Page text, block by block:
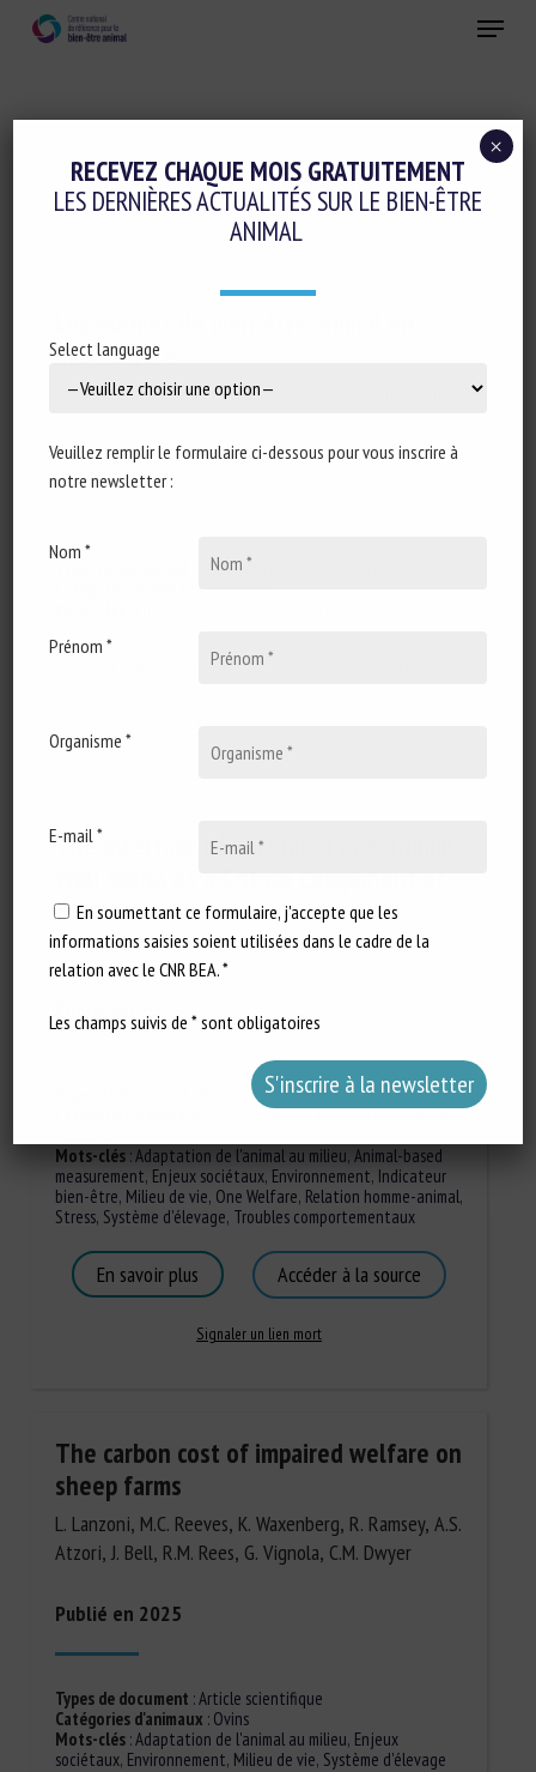
Menu
MOT-CLÉS :SYSTÈME D'ÉLEVAGE
aquaculture
Alice Di Concetto, Anatole Poinsot, Wasseem Emam,
Publié en 2025
Réglementation/Certification
The Interface of Caretaker and Animal
Sustainability
Edwards-Callaway, L. N. & Sullivan, P. A.
Publié en 2024
Revue scientifique / Synthèse
Caprins,Équins,Ovins,Porcins,
Mots-clés:Adaptation de l'animal au milieu, Animal-based
measurement, Enjeux sociétaux, Environnement, Indicateur
bien-être, Milieu de vie, One Welfare, Relation homme-animal,
Stress, Système d'élevage, Troubles comportementaux
En savoir plus Accéder à la source
Signaler un lien mort
The carbon cost of impaired welfare on
sheep farms
L. Lanzoni, M.C. Reeves, K. Waxenberg, R. Ramsey, A.S.
Atzori, J. Bell, R.M. Rees, G. Vignola, C.M. Dwyer
Publié en 2025
Types de document :Article scientifique
Catégories d'animaux : Ovins
Mots-clés:Adaptation de l'animal au milieu, Enjeux
sociétaux, Environnement, Milieu de vie, Système d'élevage
RECEVEZ CHAQUE MOIS GRATUITEMENT
LES DERNIÈRES ACTUALITÉS SUR LE BIEN-ÊTRE
ANIMAL
Select language
Veuillez remplir le formulaire ci-dessous pour vous inscrire à
notre newsletter :
Nom *
Prénom *
Organisme *
E-mail *
En soumettant ce formulaire, j'accepte que les
informations saisies soient utilisées dans le cadre de la
relation avec le CNR BEA. *
Les champs suivis de * sont obligatoires
×